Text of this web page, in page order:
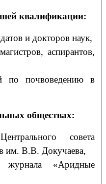
квалификации:
и докторов наук,
аспирантов,
по почвоведению в
обществах:
совета
им. В.В. Докучаева,
журнала «Аридные